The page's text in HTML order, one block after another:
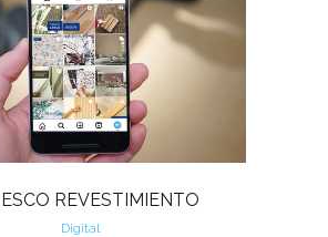
REVESTIMIENTO
Digital